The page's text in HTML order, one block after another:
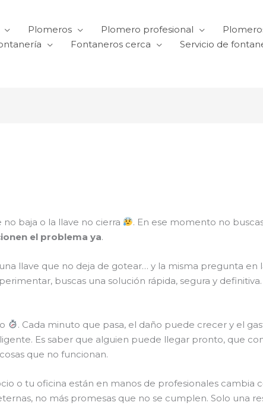
Plomeros Plomero profesional
Fontaneros cerca Servicio de
baja o la llave no cierra
. En ese momento no
el problema ya.
llave que no deja de gotear… y la misma pregunta en
buscas una solución rápida, segura y
. Cada minuto que pasa, el daño puede crecer y el
Es saber que alguien puede llegar pronto, que
que no funcionan.
o tu oficina están en manos de profesionales cambia
no más promesas que no se cumplen. Solo una